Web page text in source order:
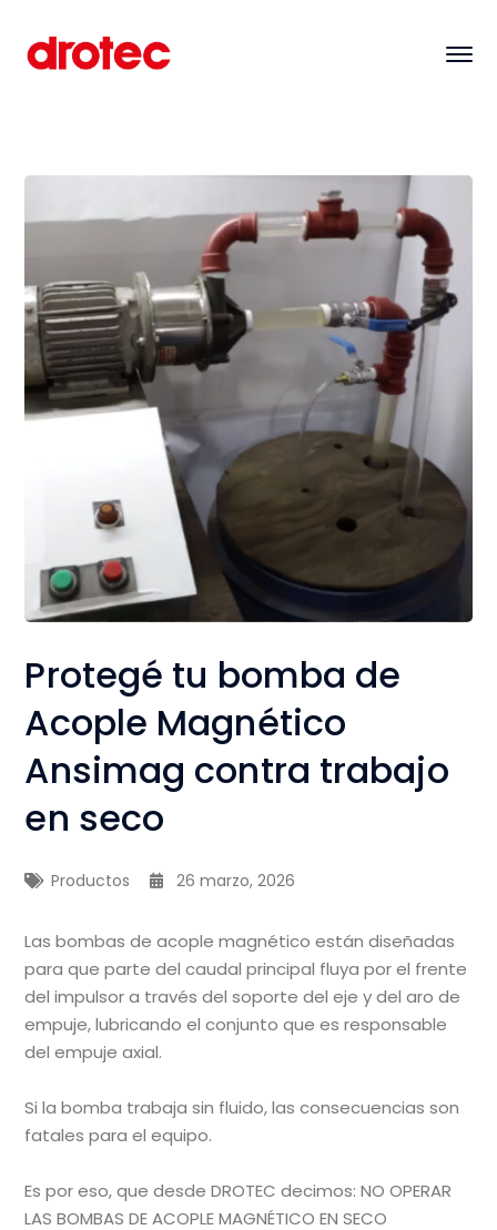
Protegé tu bomba de
Acople Magnético
Ansimag contra trabajo
en seco
Productos 26 marzo, 2026
Las bombas de acople magnético están diseñadas
para que parte del caudal principal fluya por el frente
del impulsor a través del soporte del eje y del aro de
empuje, lubricando el conjunto que es responsable
del empuje axial.
Si la bomba trabaja sin fluido, las consecuencias son
fatales para el equipo.
Es por eso, que desde DROTEC decimos: NO OPERAR
LAS BOMBAS DE ACOPLE MAGNÉTICO EN SECO